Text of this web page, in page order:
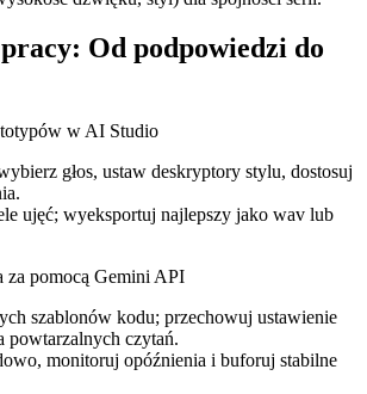
Od podpowiedzi do
w AI Studio
głos, ustaw deskryptory stylu, dostosuj
ujęć; wyeksportuj najlepszy jako wav lub
za pomocą Gemini API
szablonów kodu; przechowuj ustawienie
powtarzalnych czytań.
monitoruj opóźnienia i buforuj stabilne